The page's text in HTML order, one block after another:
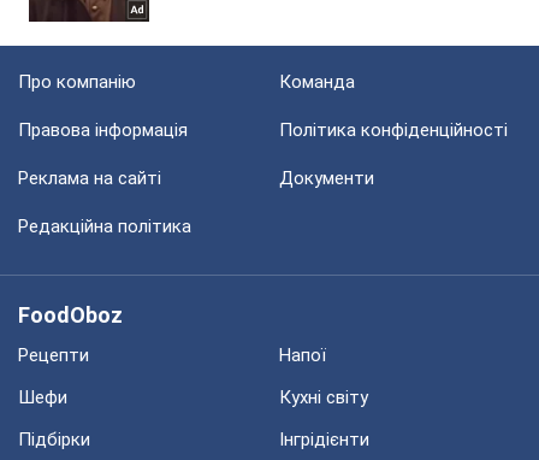
Про компанію Команда
Правова інформація Політика конфіденційності
Реклама на сайті Документи
Редакційна політика
FoodOboz
Рецепти
Напої
Шефи
Кухні світу
Підбірки
Інгрідієнти